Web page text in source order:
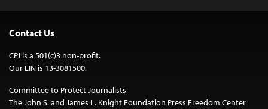
Contact Us
CPJ is a 501(c)3 non-profit.
Our EIN is 13-3081500.
Committee to Protect Journalists
The John S. and James L. Knight Foundation Press Freedom Center